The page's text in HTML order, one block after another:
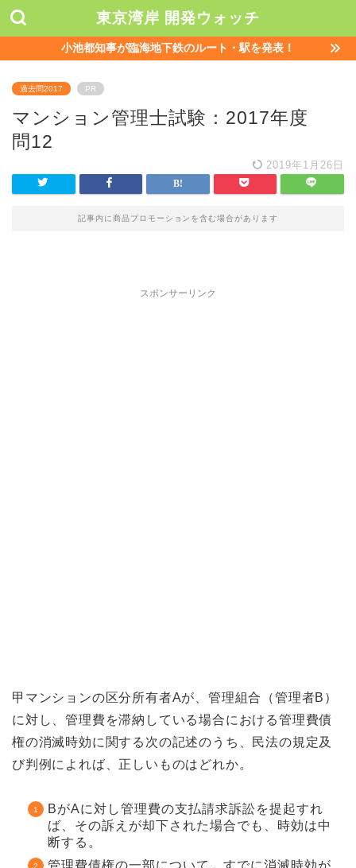
東京湾岸 開発ウォッチ
小池都知事が臨海地下鉄のルート・駅を発表！
過去問2017 PR
マンション管理士試験：2017年度
問12
2019年1月26日
記事内に商品プロモーションを含む場合があります
スポンサーリンク
甲マンションの区分所有者Aが、管理組合（管理者B）
に対し、管理費を滞納している場合における管理費債
権の消滅時効に関する次の記述のうち、民法の規定及
び判例によれば、正しいものはどれか。
BがAに対し管理費の支払請求訴訟を提起すれ
ば、その訴えが却下された場合でも、時効は中
断する。
管理費債権の一部について、すでに消滅時効が